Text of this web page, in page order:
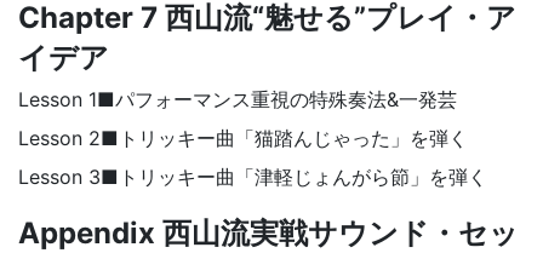
Chapter 7 西山流“魅せる”プレイ・ア
イデア
Lesson 1■パフォーマンス重視の特殊奏法&一発芸
Lesson 2■トリッキー曲「猫踏んじゃった」を弾く
Lesson 3■トリッキー曲「津軽じょんがら節」を弾く
Appendix 西山流実戦サウンド・セッ